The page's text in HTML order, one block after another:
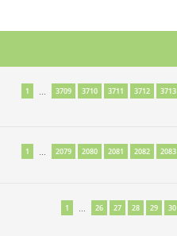
1 3709 3710 3711 3712 3713
1 2079 2080 2081 2082 2083
1 26 27 28 29 30